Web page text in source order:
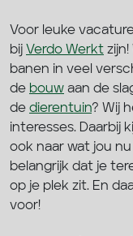
Voor leuke
bij Verdo Werkt
banen in veel
de bouw aan de
de dierentuin? Wij
interesses. Daarbij
ook naar wat jou
belangrijk dat je
op je plek zit. En
voor!